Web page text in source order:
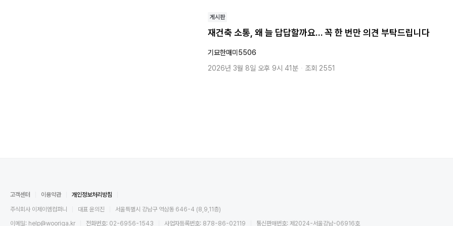
게시판
재건축 소통, 왜 늘 답답할까요… 꼭 한 번만 의견 부탁드립니다
기묘한매미5506
2026년 3월 8일 오후 9시 41분 ・ 조회 2551
고객센터 이용약관 개인정보처리방침
주식회사 이제이엠컴퍼니 대표 윤의진
서울특별시 강남구 역삼동 646-4 (8,9,11층)
이메일: help@wooriga.kr
전화번호: 02-6956-1543 사업자등록번호: 878-86-02119 통신판매번호: 제2024-서울강남-06916호